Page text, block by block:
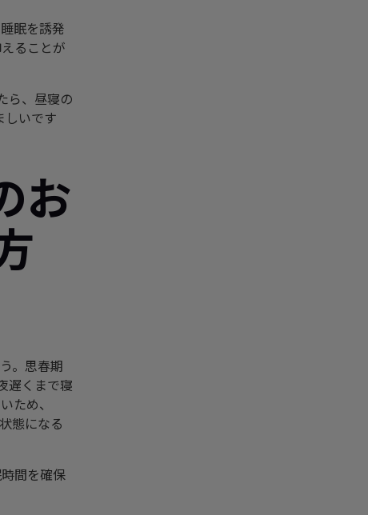
眠を誘発
ることが
ら、昼寝の
しいです
お
。思春期
遅くまで寝
ため、
態になる
間を確保